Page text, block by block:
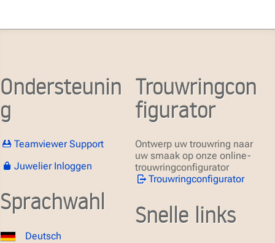
Ondersteunin
g
Teamviewer Support
Juwelier Inloggen
Sprachwahl
Deutsch
Trouwringcon
figurator
Ontwerp uw trouwring naar
uw smaak op onze online-
trouwringconfigurator
Trouwringconfigurator
Snelle links